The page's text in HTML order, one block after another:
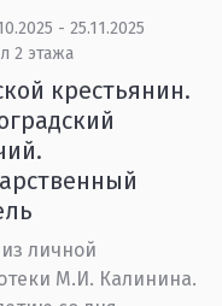
- 25.11.2025
2 этажа
крестьянин.
личной
М.И. Калинина.